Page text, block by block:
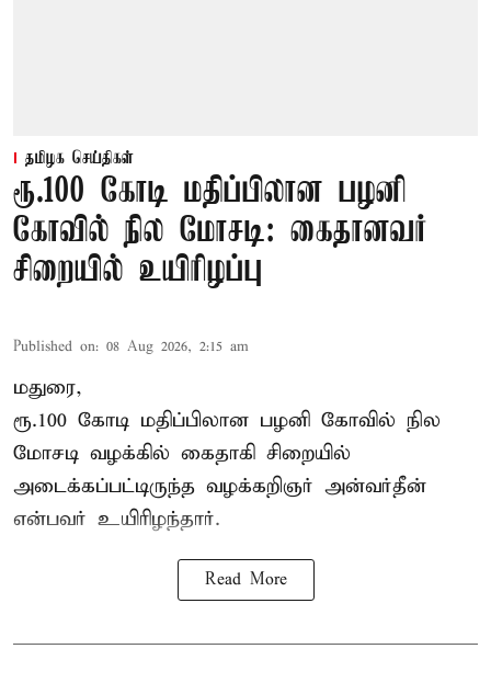
தமிழக செய்திகள்
ரூ.100 கோடி மதிப்பிலான பழனி
கோவில் நில மோசடி: கைதானவர்
சிறையில் உயிரிழப்பு
Published on: 08 Aug 2026, 2:15 am
மதுரை,
ரூ.100 கோடி மதிப்பிலான பழனி கோவில் நில
மோசடி வழக்கில் கைதாகி சிறையில்
அடைக்கப்பட்டிருந்த வழக்கறிஞர் அன்வர்தீன்
என்பவர் உயிரிழந்தார்.
Read More